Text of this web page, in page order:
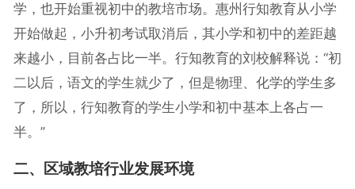
学，也开始重视初中的教培市场。惠州行知教育从小学
开始做起，小升初考试取消后，其小学和初中的差距越
来越小，目前各占比一半。行知教育的刘校解释说：“初
二以后，语文的学生就少了，但是物理、化学的学生多
了，所以，行知教育的学生小学和初中基本上各占一
半。”
二、区域教培行业发展环境